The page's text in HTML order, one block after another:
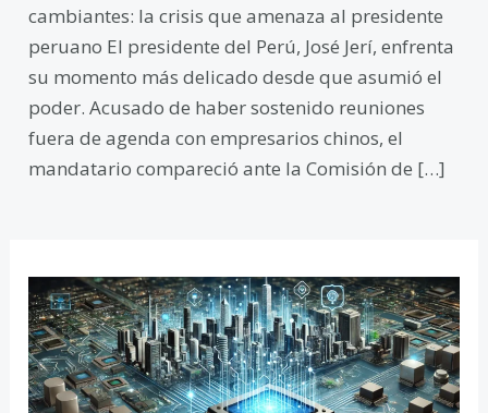
cambiantes: la crisis que amenaza al presidente
peruano El presidente del Perú, José Jerí, enfrenta
su momento más delicado desde que asumió el
poder. Acusado de haber sostenido reuniones
fuera de agenda con empresarios chinos, el
mandatario compareció ante la Comisión de […]